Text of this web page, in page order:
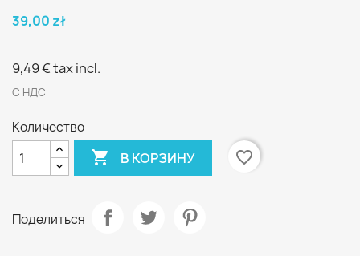
39,00 zł
9,49 €tax incl.
С НДС
Количество
 В КОРЗИНУ favorite_border
Поделиться